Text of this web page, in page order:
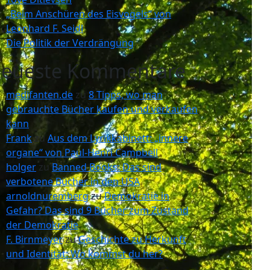
„Beim Anschüren des Eisvogels“ von
Leonhard F. Seidl
Die Politik der Verdrängung
Kommentare
medifanten.de zu 8 Tipps, wo man
gebrauchte Bücher kaufen und verkaufen
kann
FrankzuAus dem Lyrikkabinett: „innere
organe“ von Paul-Henri Campbell
holger zuBanned Books: Das sind
verbotene Bücher in den USA
arnoldnurembergzuDemokratie in
Gefahr? Das sind 9 Bücher zum Zustand
der Demokratie
F. BirnmeyerzuGeschichte zu Herkunft
und Identität: Wo kommst du her?